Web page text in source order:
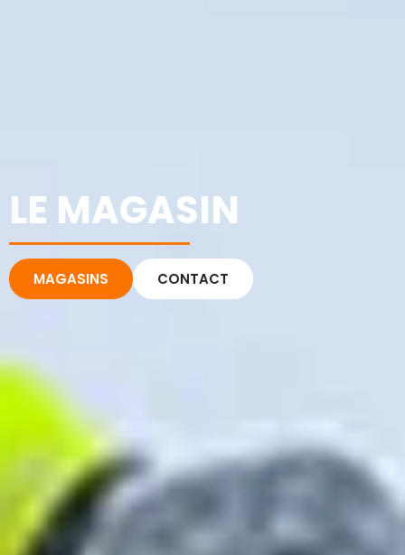
LE MAGASIN
MAGASINS CONTACT